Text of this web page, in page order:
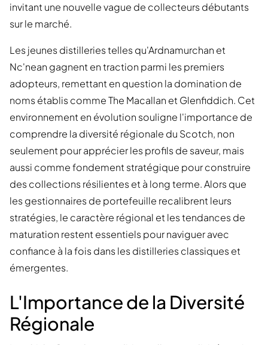
invitant une nouvelle vague de collecteurs débutants
sur le marché.
Les jeunes distilleries telles qu'Ardnamurchan et
Nc'nean gagnent en traction parmi les premiers
adopteurs, remettant en question la domination de
noms établis comme The Macallan et Glenfiddich. Cet
environnement en évolution souligne l'importance de
comprendre la diversité régionale du Scotch, non
seulement pour apprécier les profils de saveur, mais
aussi comme fondement stratégique pour construire
des collections résilientes et à long terme. Alors que
les gestionnaires de portefeuille recalibrent leurs
stratégies, le caractère régional et les tendances de
maturation restent essentiels pour naviguer avec
confiance à la fois dans les distilleries classiques et
émergentes.
L'Importance de la Diversité
Régionale